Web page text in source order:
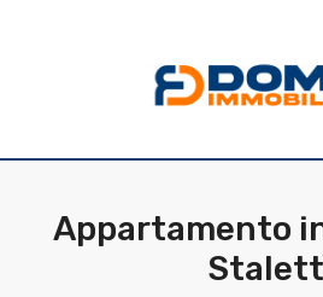
Appartamento
Qualsiasi